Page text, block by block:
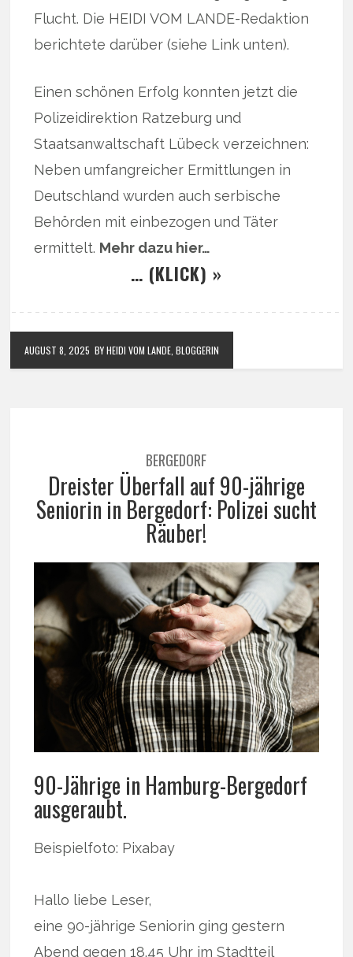
Flucht. Die HEIDI VOM LANDE-Redaktion
berichtete darüber (siehe Link unten).
Einen schönen Erfolg konnten jetzt die
Polizeidirektion Ratzeburg und
Staatsanwaltschaft Lübeck verzeichnen:
Neben umfangreicher Ermittlungen in
Deutschland wurden auch serbische
Behörden mit einbezogen und Täter
ermittelt. Mehr dazu hier…
… (KLICK) »
AUGUST 8, 2025 BY HEIDI VOM LANDE, BLOGGERIN
BERGEDORF
Dreister Überfall auf 90-jährige
Seniorin in Bergedorf: Polizei sucht
Räuber!
90-Jährige in Hamburg-Bergedorf
ausgeraubt.
Beispielfoto: Pixabay
Hallo liebe Leser,
eine 90-jährige Seniorin ging gestern
Abend gegen 18.45 Uhr im Stadtteil